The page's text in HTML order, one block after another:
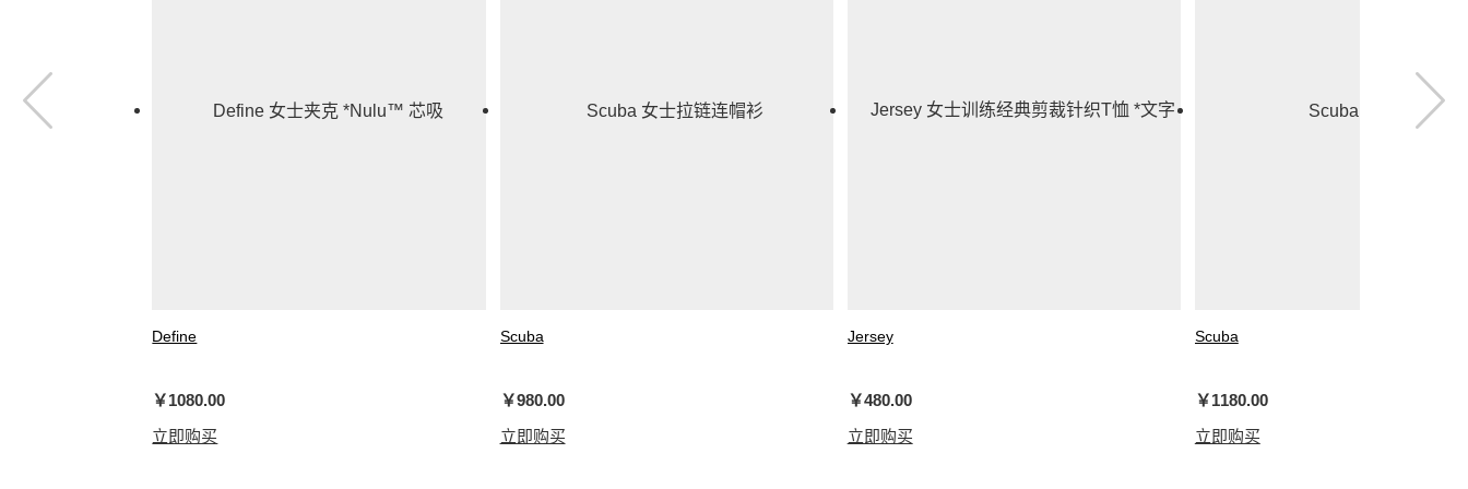
Define
女士夹克 *Nulu™ 芯吸
￥1080.00
立即购买
Scuba
女士拉链连帽衫
￥980.00
立即购买
Jersey
女士训练经典剪裁针织T恤 *文字徽标
￥480.00
立即购买
Scuba
女士夹克
￥1180.00
立即购买